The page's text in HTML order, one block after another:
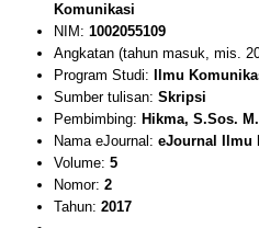
Komunikasi
NIM: 1002055109
Angkatan (tahun masuk, mis.
Program Studi:
Ilmu
Sumber tulisan: Skripsi
Pembimbing: Hikma, S.Sos.
Nama eJournal: eJournal Ilmu
Volume: 5
Nomor: 2
Tahun: 2017